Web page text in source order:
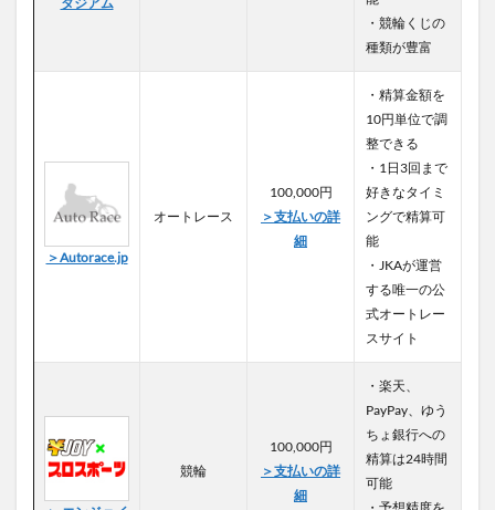
・競輪くじの
種類が豊富
＞Autorace.jp
オートレース
100,000円
＞支払いの詳
細
・精算金額を
10円単位で調
整できる
・1日3回まで
好きなタイミ
ングで精算可
能
・JKAが運営
する唯一の公
式オートレー
スサイト
競輪
100,000円
＞支払いの詳
細
・楽天、
PayPay、ゆう
ちょ銀行への
精算は24時間
可能